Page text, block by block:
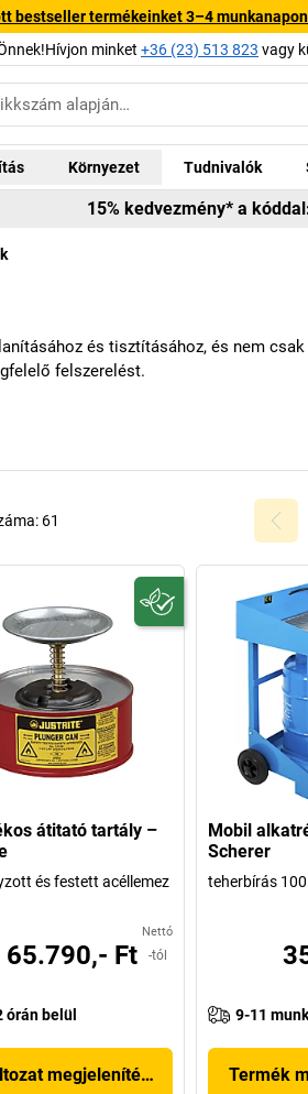
bestseller termékeinket 3–4
minket +36 (23) 513 823 vagy
Környezet Tudnivalók
15% kedvezmény* a
és tisztításához, és nem
felszerelést.
61
átitató tartály –
és festett acéllemez
Nettó
65.790,- Ft -tól
órán belül
megjelenítése
Mobil
Scherer
teherbírás
9-11
Termék